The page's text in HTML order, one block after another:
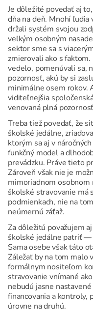
Je dôležité povedať aj
dňa na deň. Mnohí
držali systém svojou
veľkým osobným
sektor sme sa s
zmierovali ako s
vedelo, pomenúvali sa,
pozornosť, akú by si
minimálne osem rokov.
viditeľnejšia
venovaná plná
Treba tiež povedať, že
školské jedálne,
ktorým sa aj v
funkčný model a
prevádzku. Práve tieto
Zároveň však nie je
mimoriadnom osobnom
školské stravovanie má
podmienkach, nie na
neúmernú záťaž.
Za dôležitú považujem
školské jedálne patriť —
Sama osebe však táto
Záležať by na tom malo
formálnym nositeľom
stravovanie vnímané
nebudú jasne
financovania a kontroly,
úrovne na druhú.